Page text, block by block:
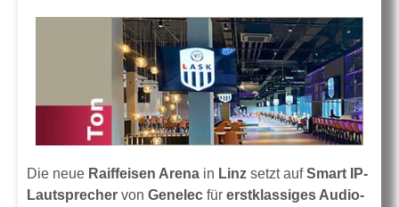
Die neue Raiffeisen Arena in Linz setzt aufSmart IP-
Lautsprecher von Genelec für erstklassiges Audio-